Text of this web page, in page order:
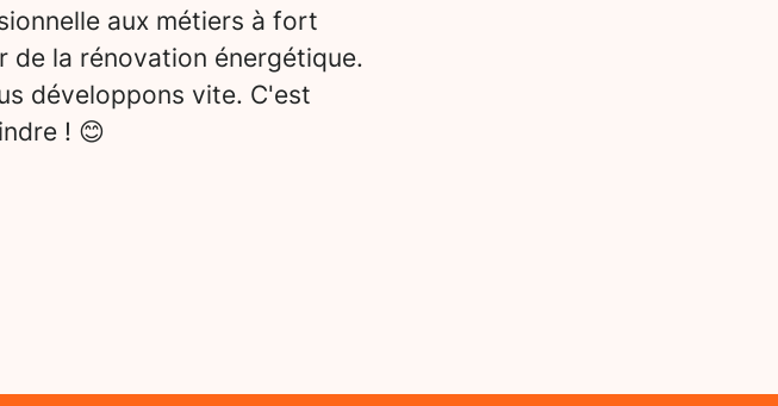
aux métiers à fort
de la rénovation énergétique.
développons vite. C'est
! 😊